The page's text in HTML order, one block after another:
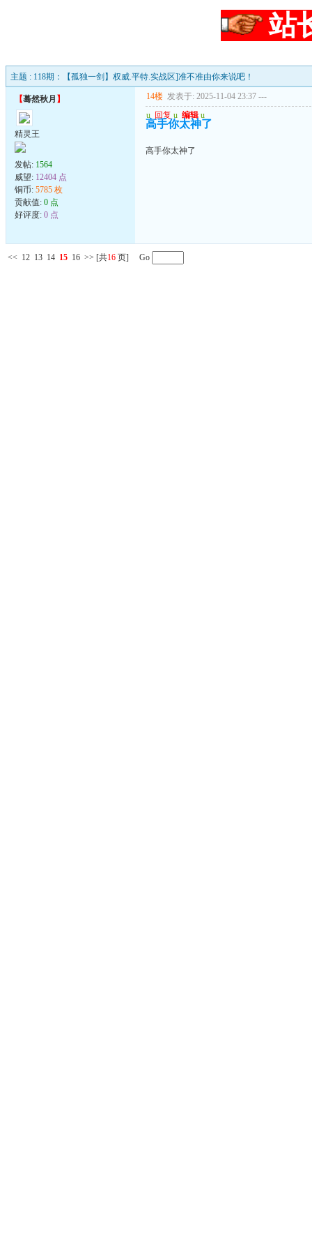
站
主题 : 118期：【孤独一剑】权威.平特.实战区]准不准由你来说吧！
【蓦然秋月 】
精灵王
发帖: 1564
威望: 12404 点
铜币: 5785 枚
贡献值: 0 点
好评度: 0 点
14楼 发表于: 2025-11-04 23:37 ---
u 回复 u 编辑 u
高手你太神了
高手你太神了
<< 12 13 14 15 16 >> [共16 页] Go